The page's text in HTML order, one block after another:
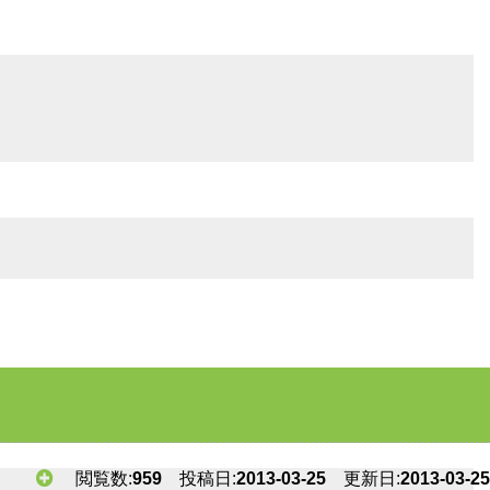
閲覧数:959 投稿日:2013-03-25 更新日:2013-03-25